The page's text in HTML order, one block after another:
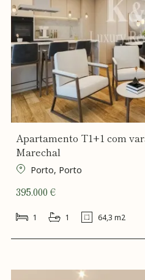
Apartamento T1+1 com
Marechal
Porto, Porto
395.000 €
1 1 64,3 m2